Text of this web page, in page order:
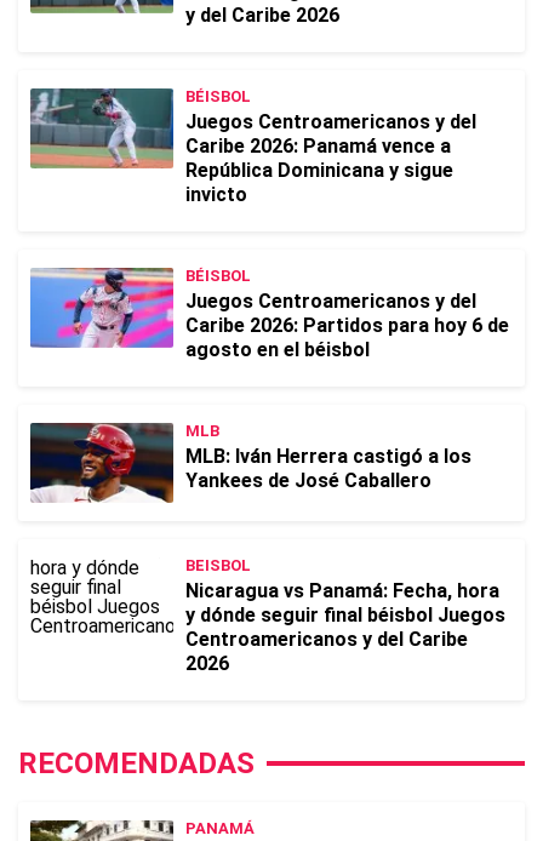
y del Caribe 2026
BÉISBOL
Juegos Centroamericanos y del
Caribe 2026: Panamá vence a
República Dominicana y sigue
invicto
BÉISBOL
Juegos Centroamericanos y del
Caribe 2026: Partidos para hoy 6 de
agosto en el béisbol
MLB
MLB: Iván Herrera castigó a los
Yankees de José Caballero
BEISBOL
Nicaragua vs Panamá: Fecha, hora
y dónde seguir final béisbol Juegos
Centroamericanos y del Caribe
2026
RECOMENDADAS
PANAMÁ